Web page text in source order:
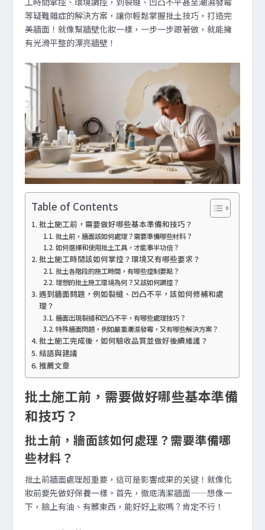
等疑難雜症的解決方案，讓你輕鬆掌握批土技巧，打造完
美牆面！就像幫牆壁化妝一樣，一步一步跟著做，就能擁
有光滑平整的漂亮牆壁！
Table of Contents
批土施工前，需要做好哪些基本準備和技巧？
批土前，牆面該如何處理？需要準備哪些材料？
如何選擇和使用批土工具，才能事半功倍？
批土施工時間該如何掌控？環境又有哪些要求？
批土各階段的施工時間，有哪些控制要點？
理想的批土施工環境為何？又該如何調控？
遇到牆面問題，例如裂縫、凹凸不平，該如何修補和處
理？
牆面出現裂縫和凹凸不平，有哪些處理技巧？
特殊牆面問題，例如嚴重潮濕發霉，又有哪些解決方案？
批土施工完成後，如何驗收品質並做好後續維護？
結語與建議
推薦文章
批土施工前，需要做好哪些基本準備
和技巧？
批土前，牆面該如何處理？需要準備哪
些材料？
批土前牆面處理超重要，這可是影響成果的关键！就像化
妝前要先做好保養一樣。首先，徹底清潔牆面——想像一
下，臉上有油、有髒東西，能好好上妝嗎？肯定不行！